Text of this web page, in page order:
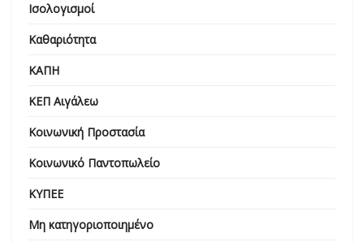
Ισολογισμοί
Καθαριότητα
ΚΑΠΗ
ΚΕΠ Αιγάλεω
Κοινωνική Προστασία
Κοινωνικό Παντοπωλείο
ΚΥΠΕΕ
Μη κατηγοριοποιημένο